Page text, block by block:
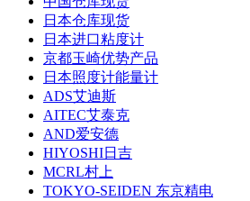
日本仓库现货
日本进口粘度计
京都玉崎优势产品
日本照度计能量计
ADS艾迪斯
AITEC艾泰克
AND爱安德
HIYOSHI日吉
MCRL村上
TOKYO-SEIDEN 东京精电